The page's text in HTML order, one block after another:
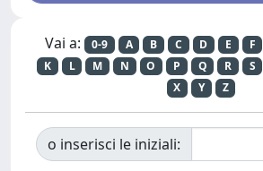
Vai a: 0-9 A B C D E F
K
L M N O P Q R S
X
Y Z
o inserisci le iniziali: